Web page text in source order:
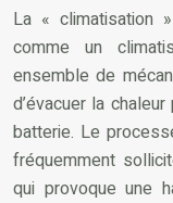
La « climatisation
comme un
ensemble de
d’évacuer la
batterie. Le
fréquemment
qui provoque une